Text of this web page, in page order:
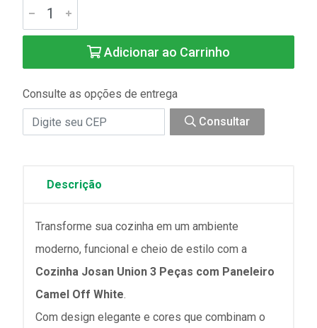
Adicionar ao Carrinho
Consulte as opções de entrega
Consultar
Descrição
Transforme sua cozinha em um ambiente
moderno, funcional e cheio de estilo com a
Cozinha Josan Union 3 Peças com Paneleiro
Camel Off White.
Com design elegante e cores que combinam o